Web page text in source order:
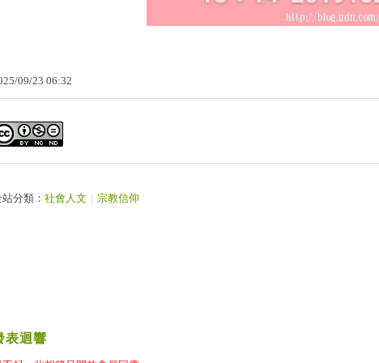
/09/23 06:32
分類： 社會人文 宗教信仰
表迴響